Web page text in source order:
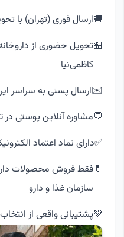
🚚ارسال فوری (تهران) با
🏪تحویل حضوری از
کاظمی‌نیا
✉️ارسال پستی به سراسر ایران (۲ تا ۳
💬مشاوره آنلاین پوستی در
✅دارای نماد اعتماد
💊 فقط فروش محصولات
سازمان غذا و دارو
💚پشتیبانی واقعی از